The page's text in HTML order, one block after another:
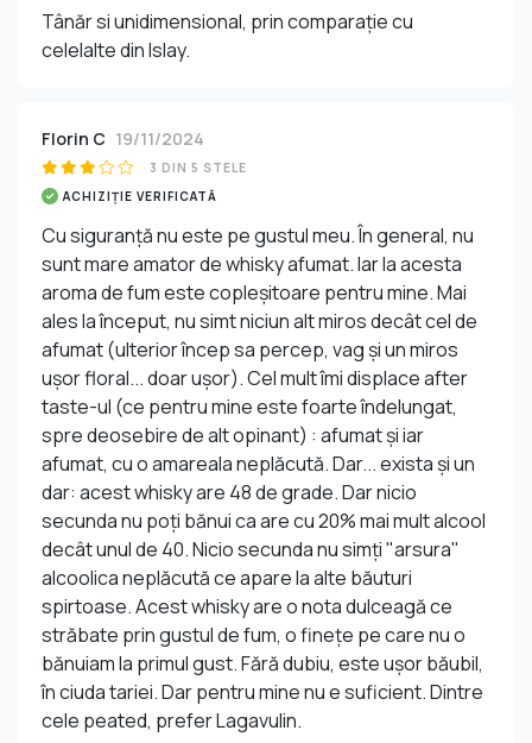
Tânăr si unidimensional, prin comparație cu
celelalte din Islay.
Florin C 19/11/2024
3 DIN 5 STELE
ACHIZIȚIE VERIFICATĂ
Cu siguranță nu este pe gustul meu. În general, nu
sunt mare amator de whisky afumat. Iar la acesta
aroma de fum este copleșitoare pentru mine. Mai
ales la început, nu simt niciun alt miros decât cel de
afumat (ulterior încep sa percep, vag și un miros
ușor floral... doar ușor). Cel mult îmi displace after
taste-ul (ce pentru mine este foarte îndelungat,
spre deosebire de alt opinant) : afumat și iar
afumat, cu o amareala neplăcută. Dar... exista și un
dar: acest whisky are 48 de grade. Dar nicio
secunda nu poți bănui ca are cu 20% mai mult alcool
decât unul de 40. Nicio secunda nu simți "arsura"
alcoolica neplăcută ce apare la alte băuturi
spirtoase. Acest whisky are o nota dulceagă ce
străbate prin gustul de fum, o finețe pe care nu o
bănuiam la primul gust. Fără dubiu, este ușor băubil,
în ciuda tariei. Dar pentru mine nu e suficient. Dintre
cele peated, prefer Lagavulin.